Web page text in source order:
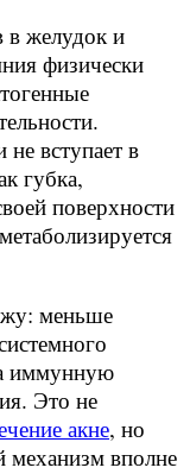
в желудок и
физически
вступает в
губка,
поверхности
меньше
иммунную
Это не
акне, но
вполне